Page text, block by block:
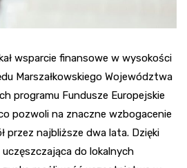
wsparcie finansowe w wysokości
Marszałkowskiego Województwa
programu Fundusze Europejskie
pozwoli na znaczne wzbogacenie
przez najbliższe dwa lata. Dzięki
do lokalnych